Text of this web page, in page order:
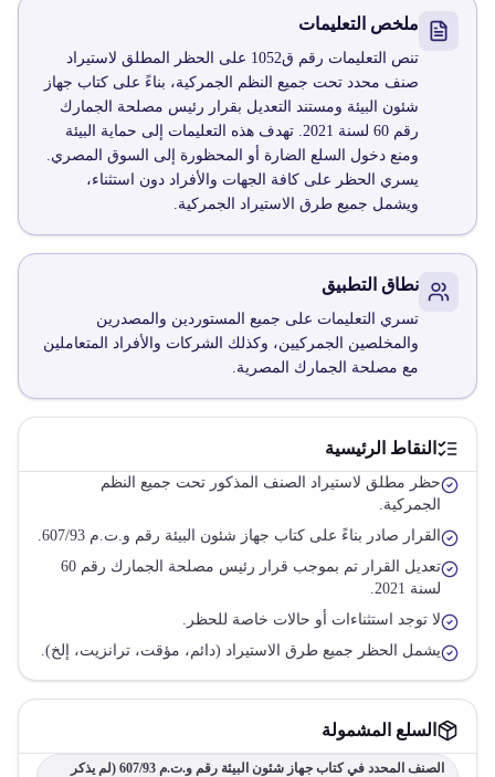
ملخص التعليمات
تنص التعليمات رقم ق1052 على الحظر المطلق لاستيراد
صنف محدد تحت جميع النظم الجمركية، بناءً على كتاب جهاز
شئون البيئة ومستند التعديل بقرار رئيس مصلحة الجمارك
رقم 60 لسنة 2021. تهدف هذه التعليمات إلى حماية البيئة
ومنع دخول السلع الضارة أو المحظورة إلى السوق المصري.
يسري الحظر على كافة الجهات والأفراد دون استثناء،
ويشمل جميع طرق الاستيراد الجمركية.
نطاق التطبيق
تسري التعليمات على جميع المستوردين والمصدرين
والمخلصين الجمركيين، وكذلك الشركات والأفراد المتعاملين
مع مصلحة الجمارك المصرية.
النقاط الرئيسية
حظر مطلق لاستيراد الصنف المذكور تحت جميع النظم
الجمركية.
القرار صادر بناءً على كتاب جهاز شئون البيئة رقم و.ت.م 607/93.
تعديل القرار تم بموجب قرار رئيس مصلحة الجمارك رقم 60
لسنة 2021.
لا توجد استثناءات أو حالات خاصة للحظر.
يشمل الحظر جميع طرق الاستيراد (دائم، مؤقت، ترانزيت، إلخ).
السلع المشمولة
الصنف المحدد في كتاب جهاز شئون البيئة رقم و.ت.م 607/93 (لم يذكر